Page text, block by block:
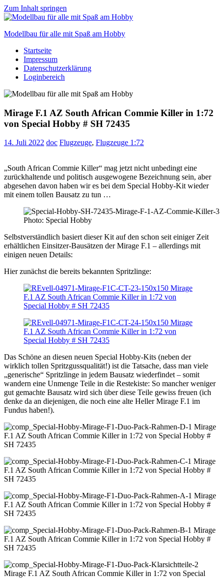
Zum Inhalt springen
Modellbau für alle mit Spaß am Hobby
Scale
modelling
to
Startseite
Impressum
Datenschutzerklärung
Loginbereich
Mirage F.1 AZ South African Commie Killer in 1:72
von Special Hobby # SH 72435
14. Juli 2022 doc Flugzeuge, Flugzeuge 1:72
„South African Commie Killer“ mag jetzt nicht unbedingt eine
zurückhaltende und politisch ausgewogene Bezeichnung sein, aber
abgesehen davon haben wir es bei dem Special Hobby-Kit wieder
mit einem tollen Bausatz zu tun …
Photo: Special Hobby
Selbstverständlich basiert dieser Kit auf den schon seit einiger Zeit
erhältlichen Einsitzer-Bausätzen der Mirage F.1 – allerdings mit
einigen neuen Details:
Hier zunächst die bereits bekannten Spritzlinge:
Das Schöne an diesen neuen Special Hobby-Kits (neben der
wirklich tollen Spritzgussqualität!) ist die Tatsache, dass man viele
„generische“ Spritzlinge in jedem Bausatz wiederfindet – somit
wandern eine Unmenge Teile in die Restekiste: So mancher weniger
gut gemachte Bausatz wird sich über diese Teile gewiss freuen (ich
denke da an diejenigen, die noch eine alte Heller Mirage F.1 im
Fundus haben!).